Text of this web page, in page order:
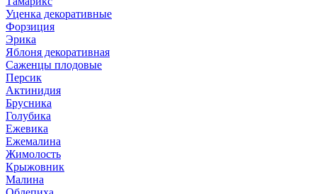
Уценка декоративные
Форзиция
Эрика
Яблоня декоративная
Саженцы плодовые
Персик
Актинидия
Брусника
Голубика
Ежевика
Ежемалина
Жимолость
Крыжовник
Малина